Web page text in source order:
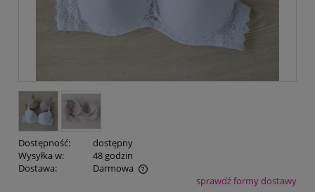
Dostępność:
dostępny
Wysyłka w:
48 godzin
Dostawa:
Darmowa
Cena nie zawiera ewentualnych kosztów płatnościsprawdź formy dostawy